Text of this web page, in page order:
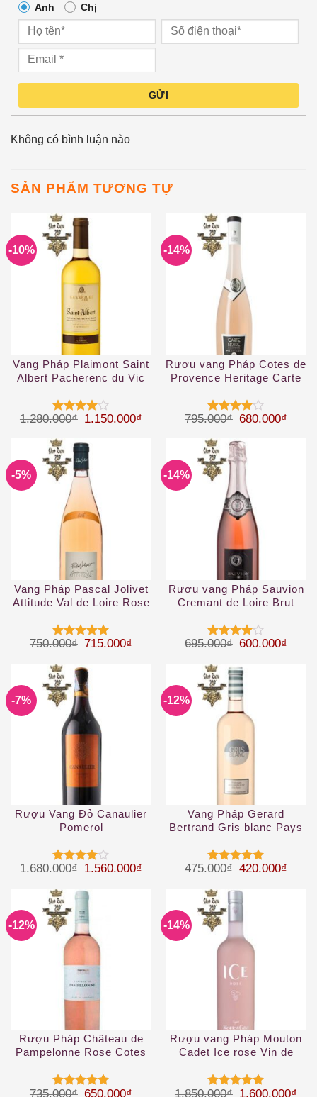
Anh Chị
GỬI
Không có bình luận nào
SẢN PHẨM TƯƠNG TỰ
-10%
Vang Pháp Plaimont Saint
Albert Pacherenc du Vic
Được
45 sao
1.280.000₫ Giá gốc là: 1.280.000₫.
1.150.000₫ Giá hiện tại là: 1.150.000₫.
-14%
Rượu vang Pháp Cotes de
Provence Heritage Carte
Được
45 sao
795.000₫ Giá gốc là:
680.000₫
-5%
Vang Pháp Pascal Jolivet
Attitude Val de Loire Rose
Được xếp
sao
750.000₫ Giá gốc là: 750.000₫.
715.000₫ Giá hiện tại là: 715.000₫.
-14%
Rượu vang Pháp Sauvion
Cremant de Loire Brut
Được
45 sao
695.000₫ Giá gốc là:
600.000₫
-7%
Rượu Vang Đỏ Canaulier
Pomerol
Được
45 sao
1.680.000₫ Giá gốc là: 1.680.000₫.
1.560.000₫ Giá hiện tại là: 1.560.000₫.
-12%
Vang Pháp Gerard
Bertrand Gris blanc Pays
Được xếp
sao
475.000₫ Giá gốc là:
420.000₫
-12%
Rượu Pháp Château de
Pampelonne Rose Cotes
735.000₫ Giá gốc là: 735.000₫.
650.000₫ Giá hiện tại là: 650.000₫.
-14%
Rượu vang Pháp Mouton
Cadet Ice rose Vin de
1.850.000₫ Giá gốc là:
1.600.000₫